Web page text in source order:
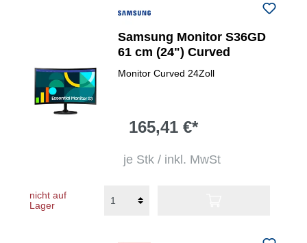
Samsung Monitor S36GD
61 cm (24") Curved
Monitor Curved 24Zoll
165,41 €*
je Stk / inkl. MwSt
nicht auf
Lager